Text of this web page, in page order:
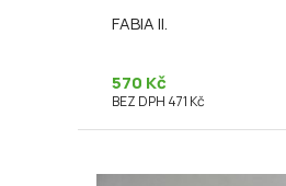
FABIA II.
570 Kč
BEZ DPH 471 Kč